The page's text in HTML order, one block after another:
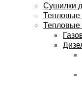
Сушилки
Тепловые
Тепловые